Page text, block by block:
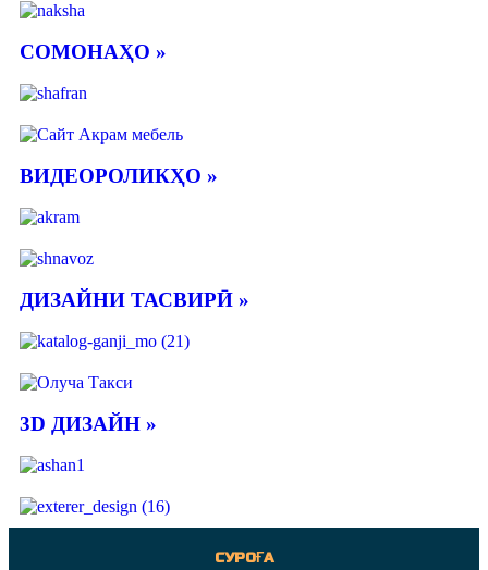
СОМОНАҲО »
ВИДЕОРОЛИКҲО »
ДИЗАЙНИ ТАСВИРӢ »
3D ДИЗАЙН »
СУРОҒА